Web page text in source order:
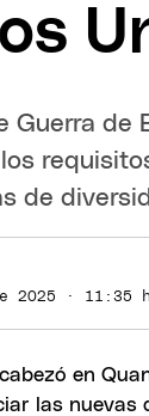
Guerra de
de
2025 · 11:35